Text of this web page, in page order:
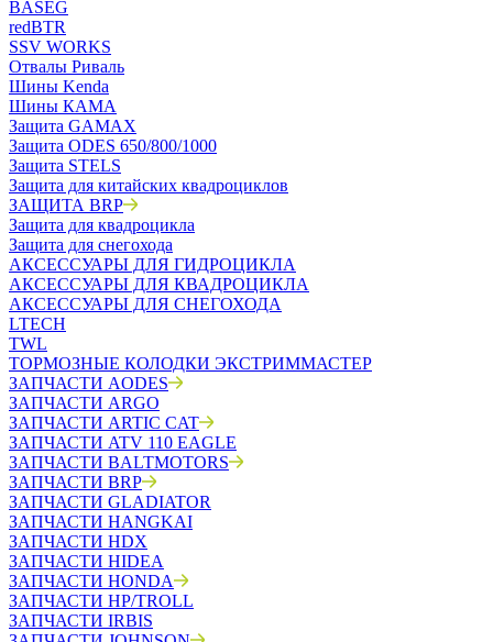
BASEG
redBTR
SSV WORKS
Отвалы Риваль
Шины Kenda
Шины КАМА
Защита GAMAX
Защита ODES 650/800/1000
Защита STELS
Защита для китайских квадроциклов
ЗАЩИТА BRP
Защита для квадроцикла
Защита для снегохода
АКСЕССУАРЫ ДЛЯ ГИДРОЦИКЛА
АКСЕССУАРЫ ДЛЯ КВАДРОЦИКЛА
АКСЕССУАРЫ ДЛЯ СНЕГОХОДА
LTECH
TWL
ТОРМОЗНЫЕ КОЛОДКИ ЭКСТРИММАСТЕР
ЗАПЧАСТИ AODES
ЗАПЧАСТИ ARGO
ЗАПЧАСТИ ARTIC CAT
ЗАПЧАСТИ ATV 110 EAGLE
ЗАПЧАСТИ BALTMOTORS
ЗАПЧАСТИ BRP
ЗАПЧАСТИ GLADIATOR
ЗАПЧАСТИ HANGKAI
ЗАПЧАСТИ HDX
ЗАПЧАСТИ HIDEA
ЗАПЧАСТИ HONDA
ЗАПЧАСТИ HP/TROLL
ЗАПЧАСТИ IRBIS